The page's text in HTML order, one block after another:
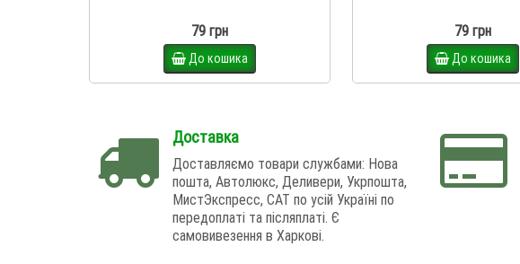
79 грн
До кошика
79 грн
До кошика
Доставка
Доставляємо товари службами: Нова
пошта, Автолюкс, Деливери, Укрпошта,
МистЭкспресс, САТ по усій Україні по
передоплаті та післяплаті. Є
самовивезення в Харкові.